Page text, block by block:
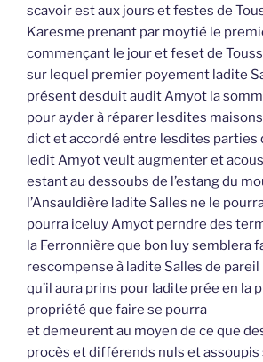
scavoir est aux jours et festes de
Karesme prenant par moytié le
commençant le jour et feset de
sur lequel premier poyement ladite
présent desduit audit Amyot la
pour ayder à réparer lesdites maisons
dict et accordé entre lesdites parties
ledit Amyot veult augmenter et
estant au dessoubs de l’estang du
l’Ansauldière ladite Salles ne le
pourra iceluy Amyot perndre des
la Ferronnière que bon luy semblera
rescompense à ladite Salles de
qu’il aura prins pour ladite prée en la
propriété que faire se pourra
et demeurent au moyen de ce que
procès et différends nuls et assoupis